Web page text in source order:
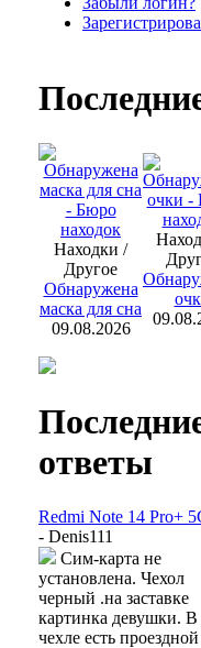
Находки /
Другое
Обнаружена
маска для сна
09.08.2026
ответы
Redmi Note 14 Pro+
- Denis111
Сим-карта не
установлена. Чехол
черный .на заставке
картинка девушки. В
чехле есть проездной